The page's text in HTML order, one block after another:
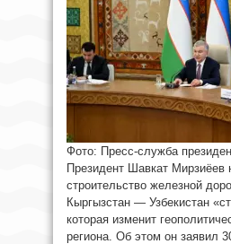
Фото: Пресс-служба
Президент Шавкат Мирзиёев
строительство железной
Кыргызстан — Узбекистан
которая изменит
региона. Об этом он заявил